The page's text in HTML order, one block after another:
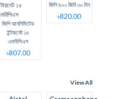
জিপি আনলিমিটেড
ইন্টারনেট ১৫
এমবিপিএস
৳807.00
জিপি ৪০০ জিবি ৩০ দিন
৳820.00
View All